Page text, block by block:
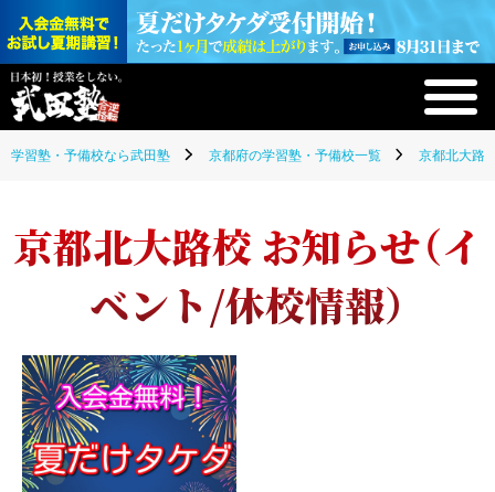
学習塾・予備校なら武田塾 京都府の学習塾・予備校一覧 京都北大路
京都北大路校 お知らせ（イ
ベント/休校情報）